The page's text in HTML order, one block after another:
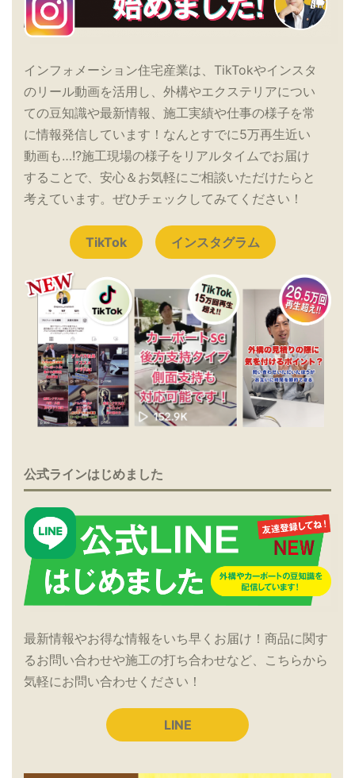
インフォメーション住宅産業は、TikTokやインスタ
のリール動画を活用し、外構やエクステリアについ
ての豆知識や最新情報、施工実績や仕事の様子を常
に情報発信しています！なんとすでに5万再生近い
動画も…!?施工現場の様子をリアルタイムでお届け
することで、安心＆お気軽にご相談いただけたらと
考えています。ぜひチェックしてみてください！
TikTok インスタグラム
公式ラインはじめました
最新情報やお得な情報をいち早くお届け！商品に関す
るお問い合わせや施工の打ち合わせなど、こちらから
気軽にお問い合わせください！
LINE